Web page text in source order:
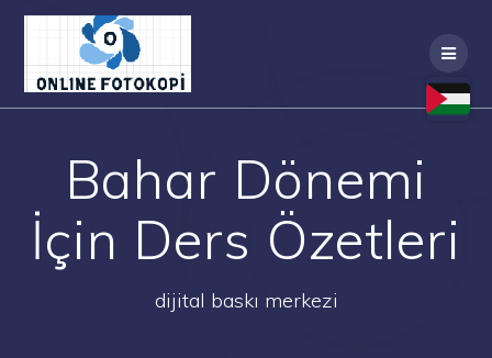
Bahar Dönemi
İçin Ders Özetleri
dijital baskı merkezi